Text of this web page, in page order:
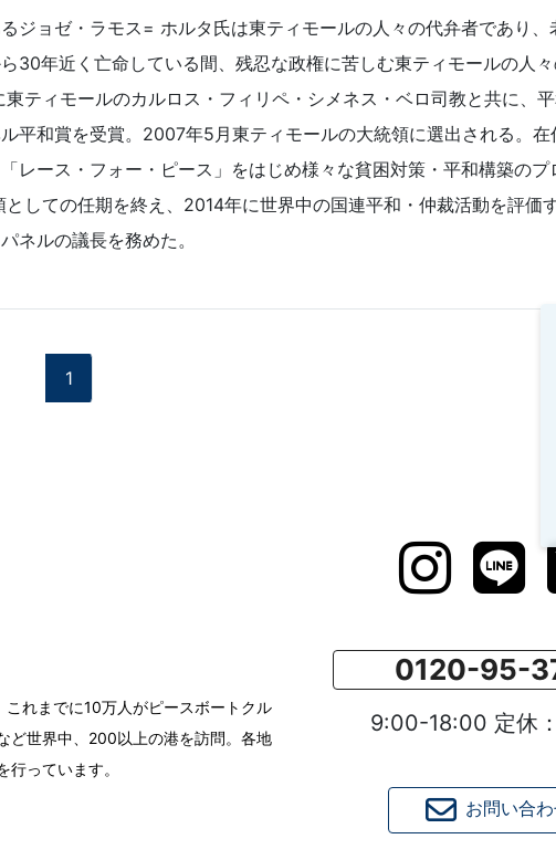
ジョゼ・ラモス= ホルタ氏は東ティモールの人々の代弁者であり、
30年近く亡命している間、残忍な政権に苦しむ東ティモールの人
ティモールのカルロス・フィリペ・シメネス・ベロ司教と共に、
平和賞を受賞。2007年5月東ティモールの大統領に選出される。在
レース・フォー・ピース」をはじめ様々な貧困対策・平和構築のプ
しての任期を終え、2014年に世界中の国連平和・仲裁活動を評価
ネルの議長を務めた。
1
0120-95-
9:00-18:00 定休
お問い合
れまでに10万人がピースボートクル
ど世界中、200以上の港を訪問。各地
っています。